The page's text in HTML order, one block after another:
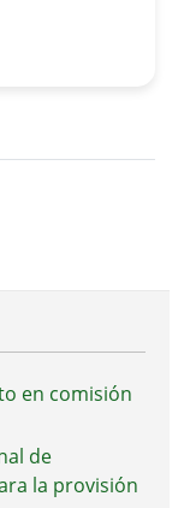
en comisión
de
la provisión